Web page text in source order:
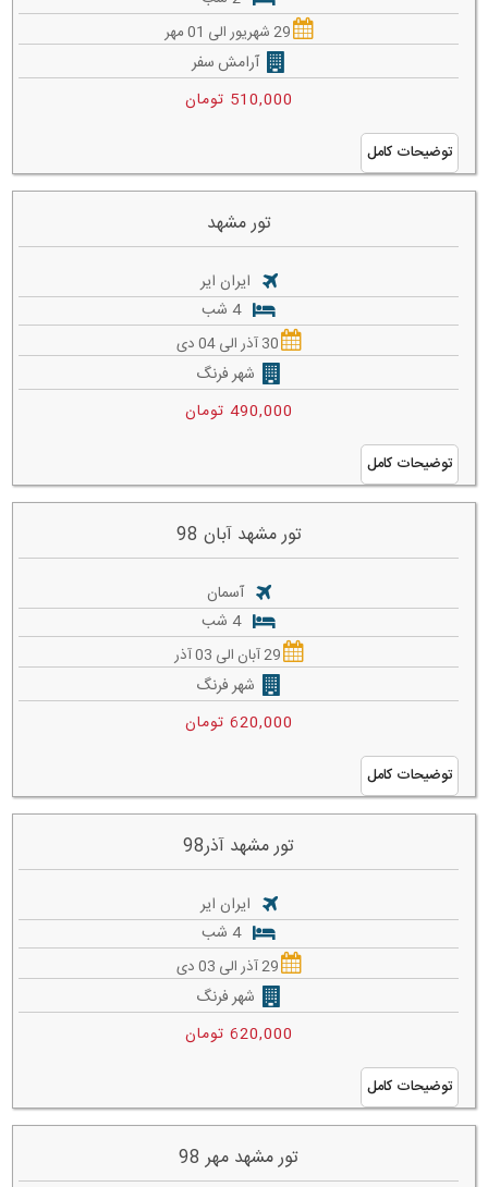
29 شهریور الی 01 مهر
آرامش سفر
510,000 تومان
توضیحات کامل
تور مشهد
ایران ایر
4 شب
30 آذر الی 04 دی
شهر فرنگ
490,000 تومان
توضیحات کامل
تور مشهد آبان 98
آسمان
4 شب
29 آبان الی 03 آذر
شهر فرنگ
620,000 تومان
توضیحات کامل
تور مشهد آذر98
ایران ایر
4 شب
29 آذر الی 03 دی
شهر فرنگ
620,000 تومان
توضیحات کامل
تور مشهد مهر 98